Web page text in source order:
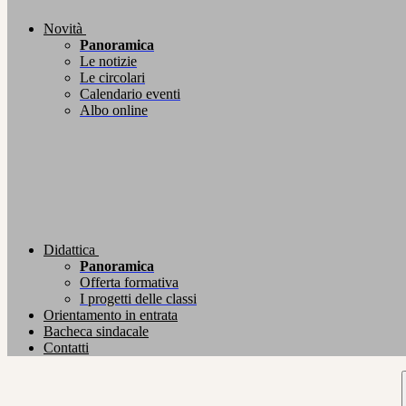
Novità
Panoramica
Le notizie
Le circolari
Calendario eventi
Albo online
Didattica
Panoramica
Offerta formativa
I progetti delle classi
Orientamento in entrata
Bacheca sindacale
Contatti